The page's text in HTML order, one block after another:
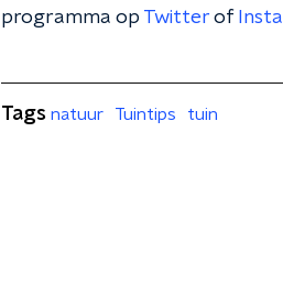
programma op Twitter of
Tags natuur Tuintips tuin